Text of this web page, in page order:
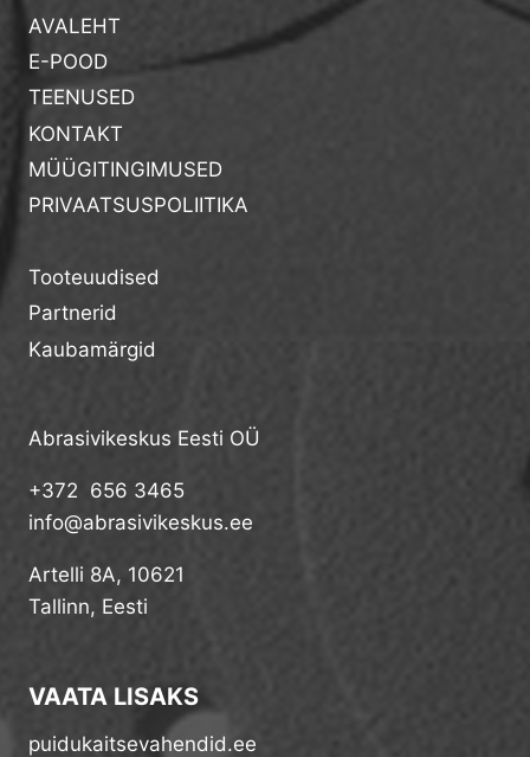
AVALEHT
E-POOD
TEENUSED
KONTAKT
MÜÜGITINGIMUSED
PRIVAATSUSPOLIITIKA
Tooteuudised
Partnerid
Kaubamärgid
Abrasivikeskus Eesti OÜ
+372 656 3465
info@abrasivikeskus.ee
Artelli 8A, 10621
Tallinn, Eesti
VAATA LISAKS
puidukaitsevahendid.ee